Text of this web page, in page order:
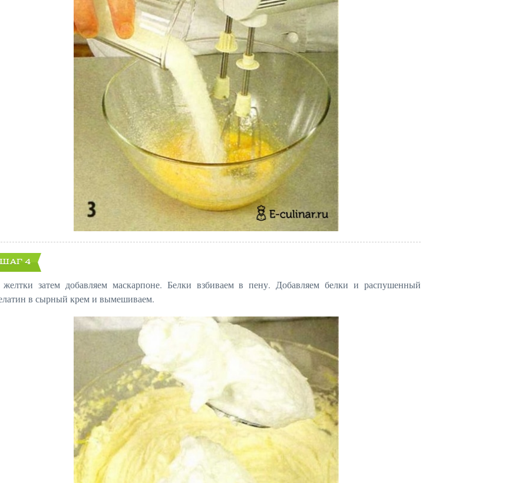
4
затем добавляем маскарпоне. Белки взбиваем в пену. Добавляем белки и распушенный
в сырный крем и вымешиваем.